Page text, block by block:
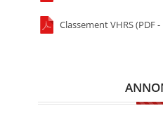
Classement VHRS (PDF